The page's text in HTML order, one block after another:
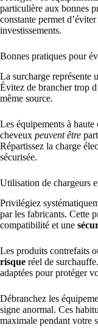
particulière aux bonnes
constante permet
investissements.
Bonnes pratiques pour
La surcharge représente
Évitez de brancher trop
même source.
Les équipements à
cheveux peuvent être
Répartissez la charge
sécurisée.
Utilisation de chargeurs
Privilégiez
par les fabricants. Cette
compatibilité et une
Les produits contrefaits
risque réel de
adaptées pour protéger
Débranchez les
signe anormal. Ces
maximale pendant votre